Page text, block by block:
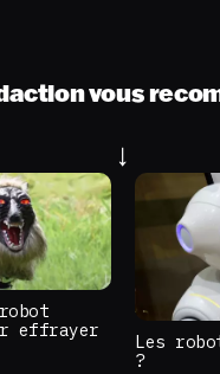
vous
effrayer
Les
?